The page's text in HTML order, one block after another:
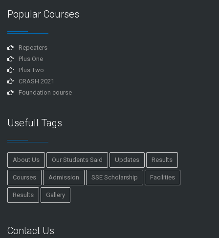
Popular Courses
Repeaters
Plus One
Plus Two
CRASH 2021
Foundation course
Usefull Tags
About Us Our Students Said Updates Results
Courses Admission SSE Scholarship Facilities
Results Gallery
Contact Us